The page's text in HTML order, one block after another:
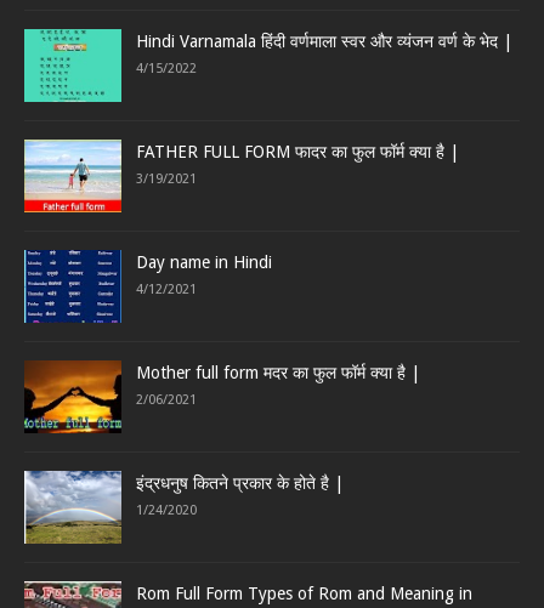
Hindi Varnamala हिंदी वर्णमाला स्वर और व्यंजन वर्ण के भेद |
4/15/2022
FATHER FULL FORM फादर का फुल फॉर्म क्या है |
3/19/2021
Day name in Hindi
4/12/2021
Mother full form मदर का फुल फॉर्म क्या है |
2/06/2021
इंद्रधनुष कितने प्रकार के होते है |
1/24/2020
Rom Full Form Types of Rom and Meaning in